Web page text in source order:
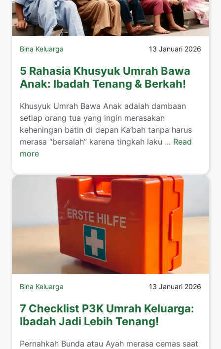
Bina Keluarga 13 Januari 2026
5 Rahasia Khusyuk Umrah Bawa
Anak: Ibadah Tenang & Berkah!
​Khusyuk Umrah Bawa Anak adalah dambaan
setiap orang tua yang ingin merasakan
keheningan batin di depan Ka’bah tanpa harus
merasa “bersalah” karena tingkah laku ... Read
more
Bina Keluarga 13 Januari 2026
7 Checklist P3K Umrah Keluarga:
Ibadah Jadi Lebih Tenang!
​Pernahkah Bunda atau Ayah merasa cemas saat